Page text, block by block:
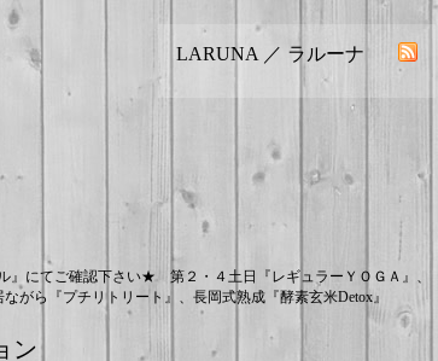
LARUNA ／ ラルーナ
』にてご確認下さい★ 第２・４土日『レギュラーＹＯＧＡ』、
がら『プチリトリート』、長岡式熟成『酵素玄米Detox』
ン